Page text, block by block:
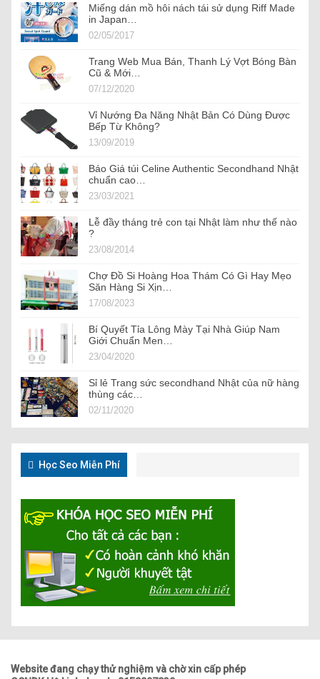
Miếng dán mồ hôi nách tái sử dụng Riff Made
in Japan…
02/05/2017
Trang Web Mua Bán, Thanh Lý Vợt Bóng Bàn
Cũ & Mới…
07/12/2020
Vỉ Nướng Đa Năng Nhật Bản Có Dùng Được
Bếp Từ Không?
13/09/2019
Báo Giá túi Celine Authentic Secondhand Nhật
chuẩn cao…
23/03/2021
Lễ đầy tháng trẻ con tại Nhật làm như thế nào
?
23/08/2014
Chợ Đồ Si Hoàng Hoa Thám Có Gì Hay Mẹo
Săn Hàng Si Xịn…
17/08/2023
Bí Quyết Tỉa Lông Mày Tại Nhà Giúp Nam
Giới Chuẩn Men…
23/04/2020
Sỉ lẻ Trang sức secondhand Nhật của nữ hàng
thùng các…
02/11/2020
Học Seo Miễn Phí
Website đang chạy thử nghiệm và chờ xin cấp phép